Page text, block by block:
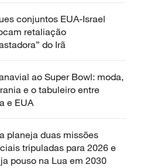
conjuntos EUA-Israel
retaliação
do Irã
ao Super Bowl: moda,
e o tabuleiro entre
e EUA
planeja duas missões
tripuladas para 2026 e
pouso na Lua em 2030